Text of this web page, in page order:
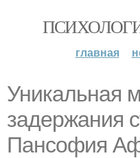
главная
Уникальная
задержания
Пансофия